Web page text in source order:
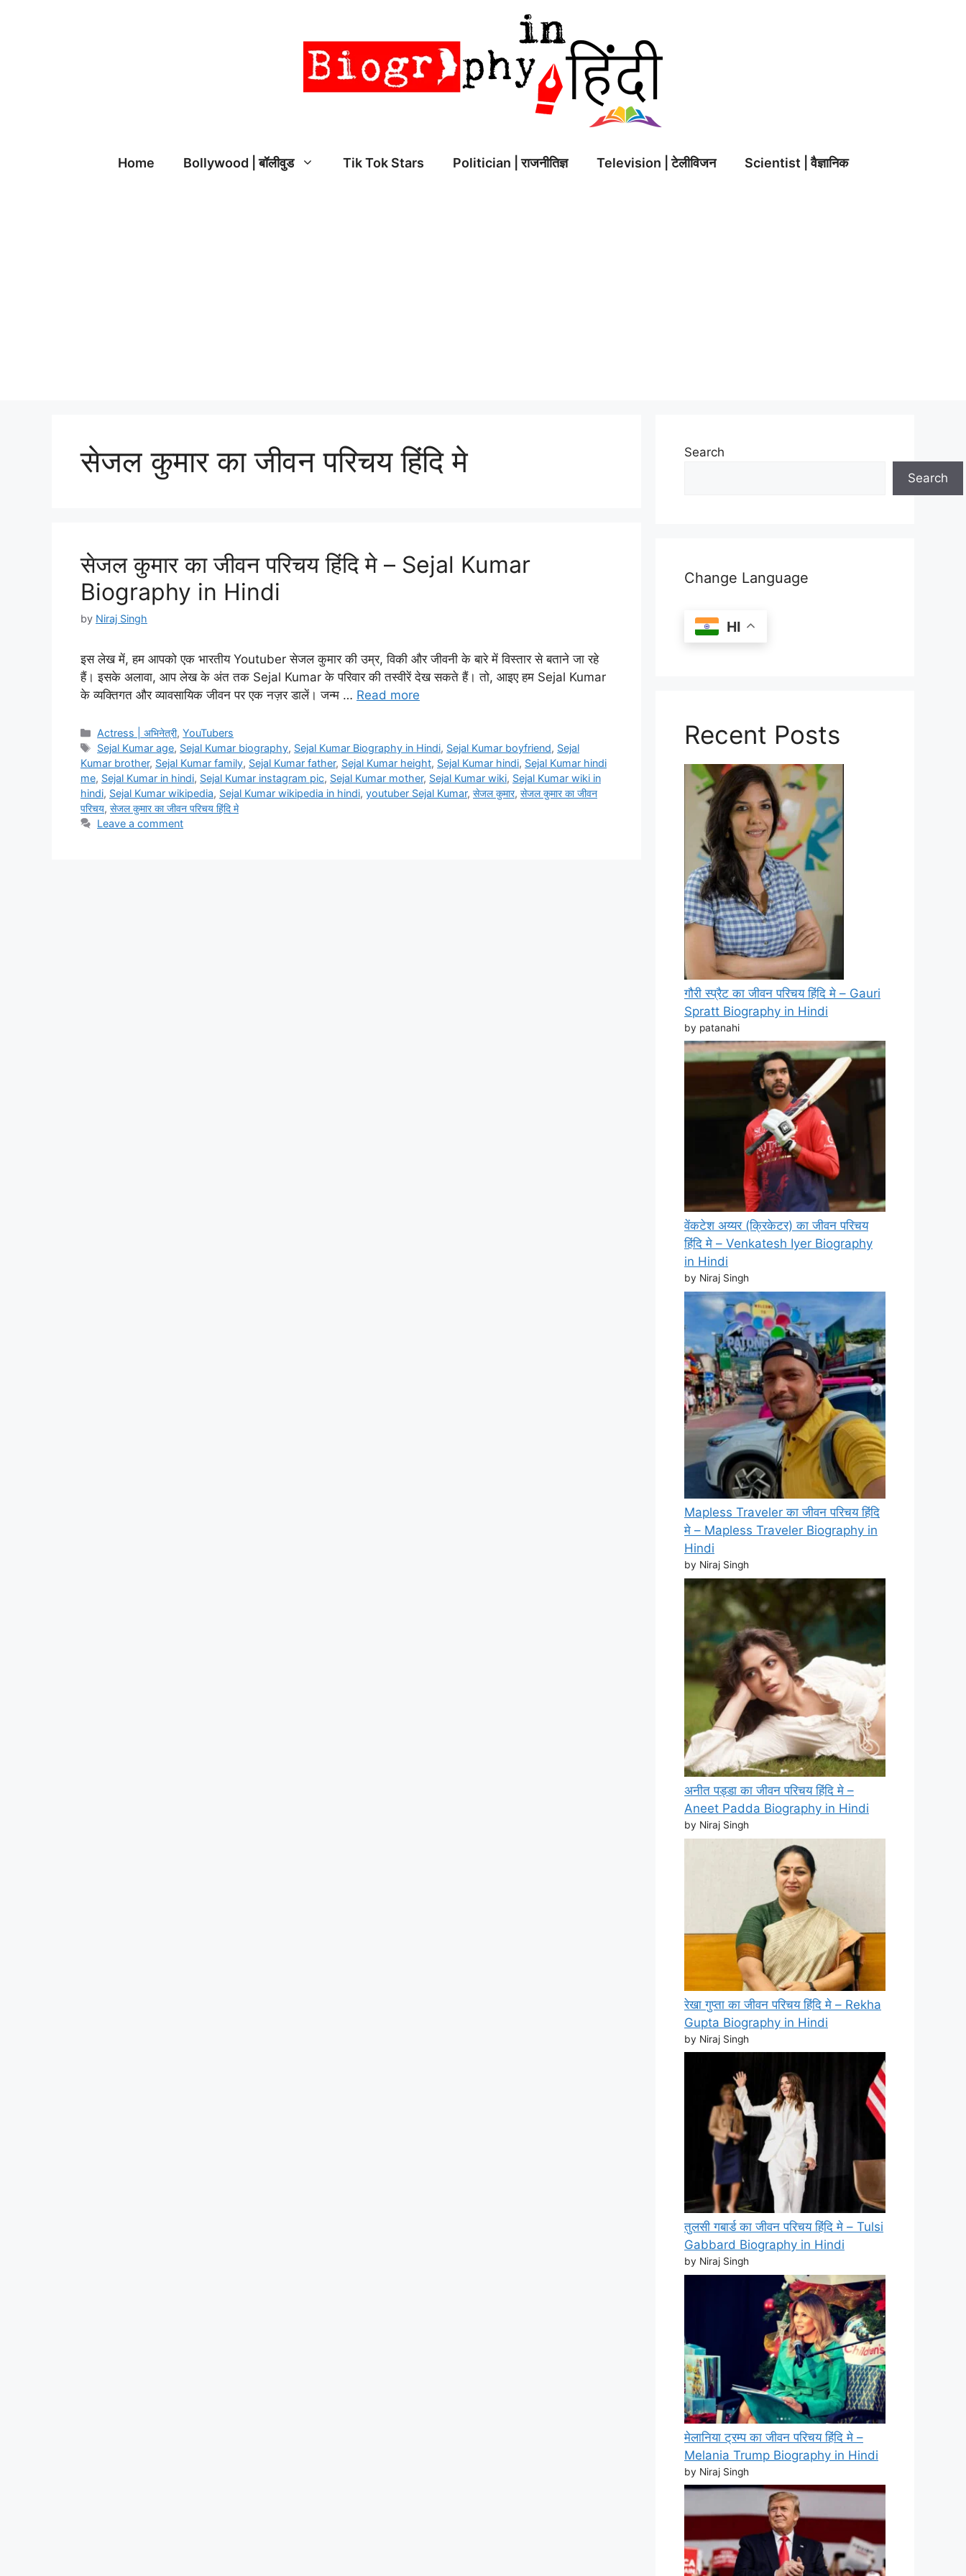
Home Bollywood | बॉलीवुड Tik Tok Stars Politician | राजनीतिज्ञ Television | टेलीविजन Scientist | वैज्ञानिक
सेजल कुमार का जीवन परिचय हिंदि मे
सेजल कुमार का जीवन परिचय हिंदि मे – Sejal Kumar
Biography in Hindi
by Niraj Singh
इस लेख में, हम आपको एक भारतीय Youtuber सेजल कुमार की उम्र, विकी और जीवनी के बारे में विस्तार से बताने जा रहे
हैं। इसके अलावा, आप लेख के अंत तक Sejal Kumar के परिवार की तस्वीरें देख सकते हैं। तो, आइए हम Sejal Kumar
के व्यक्तिगत और व्यावसायिक जीवन पर एक नज़र डालें। जन्म … Read more
Categories
Actress | अभिनेत्री,YouTubers
Tags
Sejal Kumar age, Sejal Kumar biography, Sejal Kumar Biography in Hindi, Sejal Kumar boyfriend, Sejal
Kumar brother, Sejal Kumar family, Sejal Kumar father, Sejal Kumar height, Sejal Kumar hindi, Sejal Kumar hindi
me, Sejal Kumar in hindi, Sejal Kumar instagram pic, Sejal Kumar mother, Sejal Kumar wiki, Sejal Kumar wiki in
hindi, Sejal Kumar wikipedia, Sejal Kumar wikipedia in hindi, youtuber Sejal Kumar, सेजल कुमार, सेजल कुमार का जीवन
परिचय, सेजल कुमार का जीवन परिचय हिंदि मे
Leave a comment
Search
Search
Change Language
HI
Recent Posts
गौरी स्प्रैट का जीवन परिचय हिंदि मे – Gauri
Spratt Biography in Hindi
by patanahi
वेंकटेश अय्यर (क्रिकेटर) का जीवन परिचय
हिंदि मे – Venkatesh Iyer Biography
in Hindi
by Niraj Singh
Mapless Traveler का जीवन परिचय हिंदि
मे – Mapless Traveler Biography in
Hindi
by Niraj Singh
अनीत पड्डा का जीवन परिचय हिंदि मे –
Aneet Padda Biography in Hindi
by Niraj Singh
रेखा गुप्ता का जीवन परिचय हिंदि मे – Rekha
Gupta Biography in Hindi
by Niraj Singh
तुलसी गबार्ड का जीवन परिचय हिंदि मे – Tulsi
Gabbard Biography in Hindi
by Niraj Singh
मेलानिया ट्रम्प का जीवन परिचय हिंदि मे –
Melania Trump Biography in Hindi
by Niraj Singh